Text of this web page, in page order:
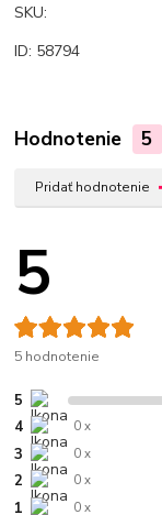
SKU:
ID: 58794
Hodnotenie 5
Pridať hodnotenie
5
5 hodnotenie
5
4 0 x
3 0 x
2 0 x
1 0 x